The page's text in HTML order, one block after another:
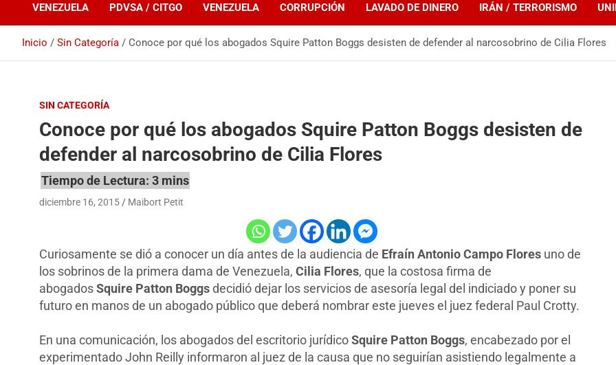
VENEZUELA PDVSA / CITGO VENEZUELA CORRUPCIÓN LAVADO DE DINERO IRÁN / TERRORISMO
Inicio Sin Categoría Conoce por qué los abogados Squire Patton Boggs desisten de defender al narcosobrino de Cilia Flores
SIN CATEGORÍA
Conoce por qué los abogados Squire Patton Boggs desisten de
defender al narcosobrino de Cilia Flores
diciembre 16, 2015 Maibort Petit
Curiosamente se dió a conocer un día antes de la audiencia de Efraín Antonio Campo Flores uno de
los sobrinos de la primera dama de Venezuela, Cilia Flores, que la costosa firma de
abogadosSquire Patton Boggsdecidió dejar los servicios de asesoría legal del indiciado y poner su
futuro en manos de un abogado público que deberá nombrar este jueves el juez federal Paul Crotty.
En una comunicación, los abogados del escritorio jurídicoSquire Patton Boggs, encabezado por el
experimentado John Reilly informaron al juez de la causa que no seguirían asistiendo legalmente a